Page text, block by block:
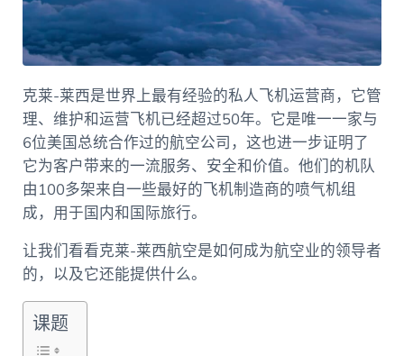
克莱-莱西是世界上最有经验的私人飞机运营商，它管
理、维护和运营飞机已经超过50年。它是唯一一家与
6位美国总统合作过的航空公司，这也进一步证明了
它为客户带来的一流服务、安全和价值。他们的机队
由100多架来自一些最好的飞机制造商的喷气机组
成，用于国内和国际旅行。
让我们看看克莱-莱西航空是如何成为航空业的领导者
的，以及它还能提供什么。
课题